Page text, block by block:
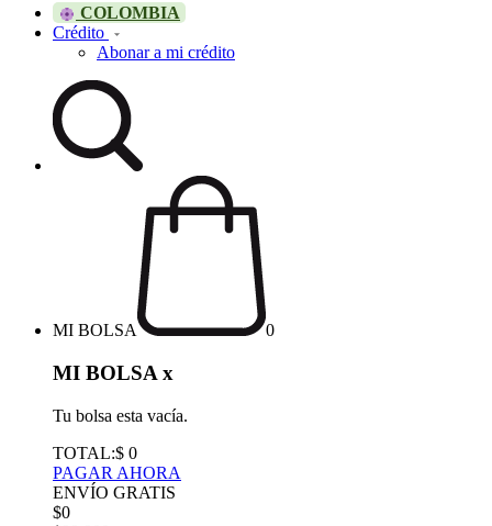
COLOMBIA
Crédito
Abonar a mi crédito
MI BOLSA 0
MI BOLSA x
Tu bolsa esta vacía.
TOTAL:$ 0
PAGAR AHORA
ENVÍO GRATIS
$0